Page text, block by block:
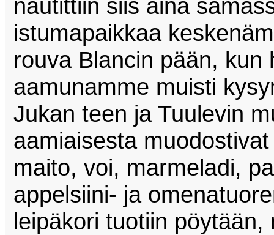
nautittiin siis aina
istumapaikkaa
rouva Blancin pään, kun
aamunamme muisti
Jukan teen ja Tuulevin
aamiaisesta
maito, voi, marmeladi,
appelsiini- ja
leipäkori tuotiin